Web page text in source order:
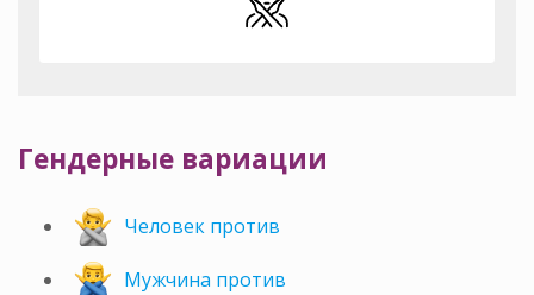
Гендерные вариации
Человек против
Мужчина против